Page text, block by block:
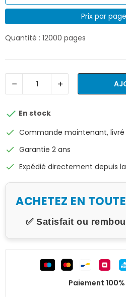
Prix par
Quantité : 12000 pages
 En stock
check Commande maintenant, livré
check Garantie 2 ans
check Expédié directement depuis
ACHETEZ EN
✅ Satisfait ou
Paiement